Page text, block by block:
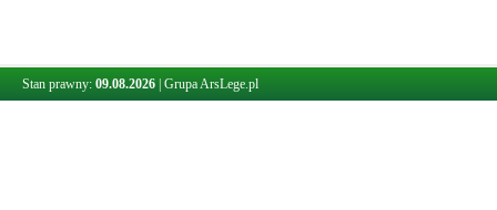
Stan prawny: 09.08.2026 Grupa ArsLege.pl